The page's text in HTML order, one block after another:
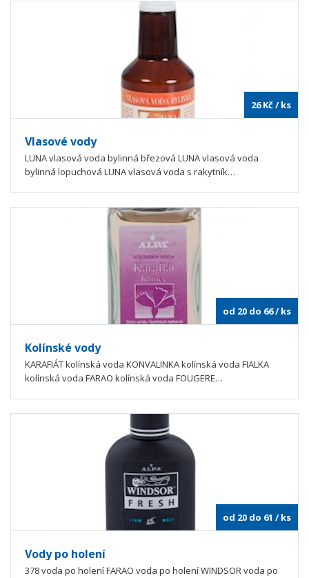
26 Kč/ ks
Vlasové vody
LUNA vlasová voda bylinná březová LUNA vlasová voda
bylinná lopuchová LUNA vlasová voda s rakytník…
od 20 do 66/ ks
Kolínské vody
KARAFIÁT kolínská voda KONVALINKA kolínská voda FIALKA
kolínská voda FARAO kolínská voda FOUGERE…
od 20 do 61 / ks
Vody po holení
378 voda po holení FARAO voda po holení WINDSOR voda po